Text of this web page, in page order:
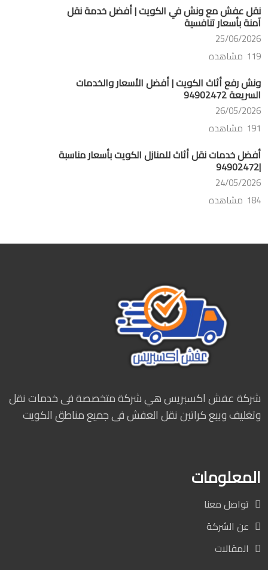
نقل عفش مع ونش في الكويت | أفضل خدمة نقل
آمنة بأسعار تنافسية
25/06/2026
119 مشاهده
ونش رفع أثاث الكويت | أفضل الأسعار والخدمات
السريعة 94902472
26/05/2026
191 مشاهده
أفضل خدمات نقل أثاث للمنازل الكويت بأسعار مناسبة
|94902472
24/05/2026
184 مشاهده
شركة عفش اكسبريس هي شركة متخصصة فى خدمات نقل
وتغليف وبيع كراتين نقل العفش فى جميع مناطق الكويت
المعلومات
تواصل معنا
عن الشركة
المقالات